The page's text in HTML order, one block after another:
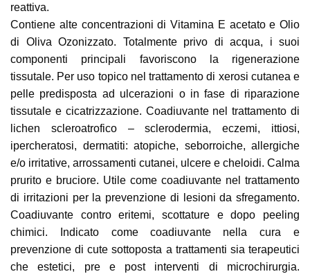
reattiva.
Contiene alte concentrazioni di Vitamina E acetato e Olio
di Oliva Ozonizzato. Totalmente privo di acqua, i suoi
componenti principali favoriscono la rigenerazione
tissutale. Per uso topico nel trattamento di xerosi cutanea e
pelle predisposta ad ulcerazioni o in fase di riparazione
tissutale e cicatrizzazione. Coadiuvante nel trattamento di
lichen scleroatrofico – sclerodermia, eczemi, ittiosi,
ipercheratosi, dermatiti: atopiche, seborroiche, allergiche
e/o irritative, arrossamenti cutanei, ulcere e cheloidi. Calma
prurito e bruciore. Utile come coadiuvante nel trattamento
di irritazioni per la prevenzione di lesioni da sfregamento.
Coadiuvante contro eritemi, scottature e dopo peeling
chimici. Indicato come coadiuvante nella cura e
prevenzione di cute sottoposta a trattamenti sia terapeutici
che estetici, pre e post interventi di microchirurgia.